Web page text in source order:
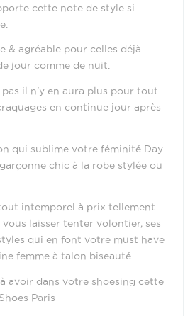
cette note de style si
& agréable pour celles déjà
jour comme de nuit.
il n'y en aura plus pour tout
en continue jour après
qui sublime votre féminité Day
chic à la robe stylée ou
intemporel à prix tellement
laisser tenter volontier, ses
qui en font votre must have
femme à talon biseauté .
avoir dans votre shoesing cette
Paris